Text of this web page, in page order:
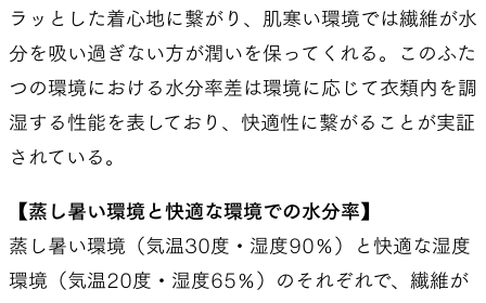
じているからだ。
前述した通り、Bamboo Shirtは化繊のタフさと天
然繊維の快適さや機能性を持つが、その魅力は機
能性だけでなく、雰囲気や肌触りなど、本来服が
持つ魅力に寄り添うところが大きい。
しっとりとした気持ち良い肌触り、ひかえめで上
品な光沢感、バンブーとポリエステルの違う糸を混
紡したことによる杢感のある表情。
ラッとした着心地に繋がり、肌寒い環境では繊維が水
分を吸い過ぎない方が潤いを保ってくれる。このふた
つの環境における水分率差は環境に応じて衣類内を調
湿する性能を表しており、快適性に繋がることが実証
されている。
【蒸し暑い環境と快適な環境での水分率】
蒸し暑い環境（気温30度・湿度90％）と快適な湿度
環境（気温20度・湿度65％）のそれぞれで、繊維が